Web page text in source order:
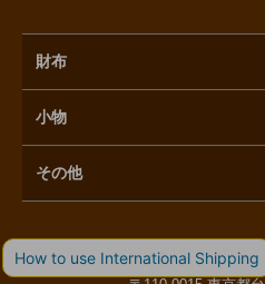
財布
小物
その他
株式会社ラモ